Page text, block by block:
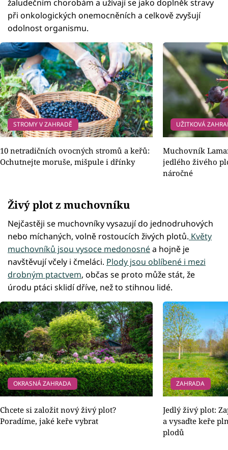
žaludečním chorobám a užívají se jako doplněk stravy
při onkologických onemocněních a celkově zvyšují
odolnost organismu.
STROMY V ZAHRADĚ
10 netradičních ovocných stromů a keřů:
Ochutnejte moruše, mišpule i dřínky
UŽITKOVÁ
Muchovník
jedlého živého
náročné
Živý plot z muchovníku
Nejčastěji se muchovníky vysazují do jednodruhových
nebo míchaných, volně rostoucích živých plotů. Květy
muchovníků jsou vysoce medonosnéa hojně je
navštěvují včely i čmeláci. Plody jsou oblíbené i mezi
drobným ptactvem, občas se proto může stát, že
úrodu ptáci sklidí dříve, než to stihnou lidé.
OKRASNÁ ZAHRADA
Chcete si založit nový živý plot?
Poradíme, jaké keře vybrat
ZAHRADA
Jedlý živý plot:
a vysaďte keře
plodů